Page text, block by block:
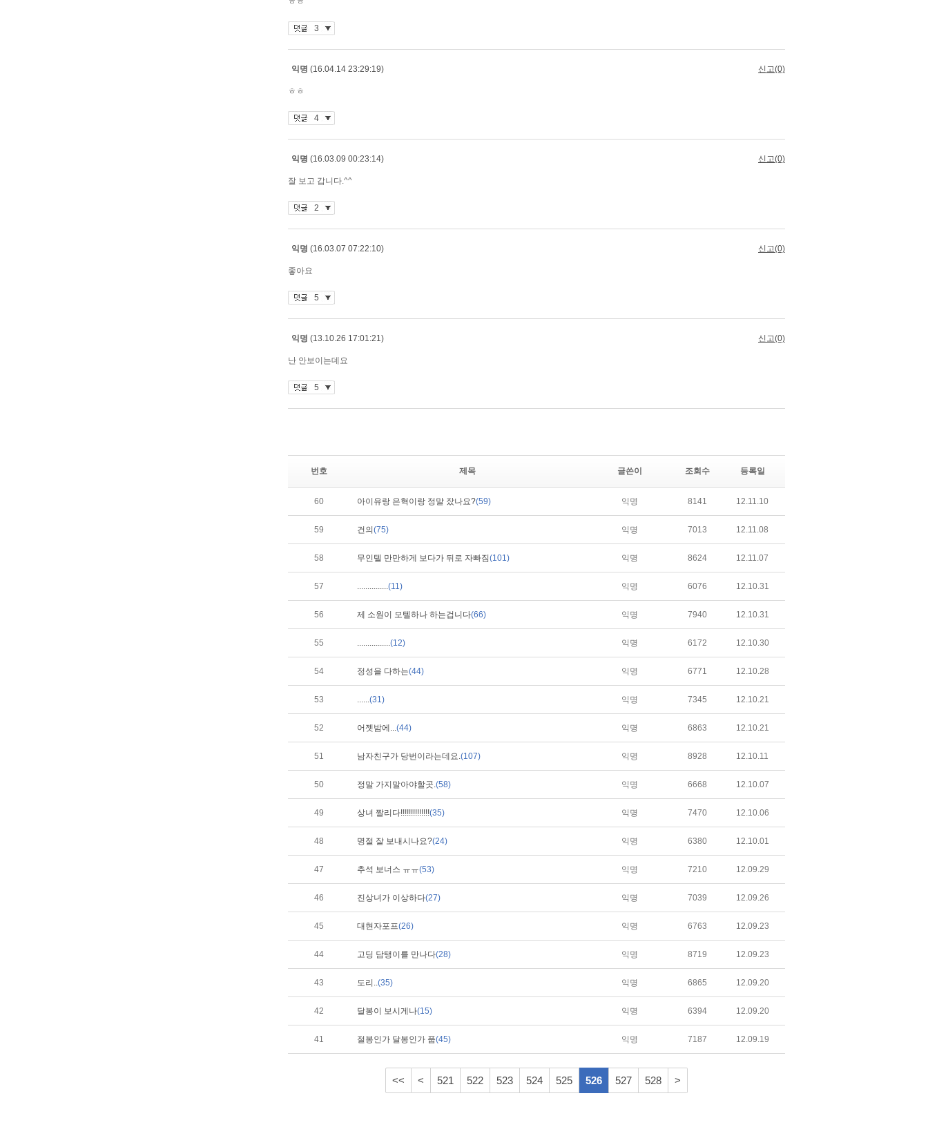
번호 제목 글쓴이 조회수 등록일
60 아이유랑 은혁이랑 정말 잤나요?(59) 익명 8141 12.11.10
59 건의 (75) 익명 7013 12.11.08
58 무인텔 만만하게 보다가 뒤로 자빠짐(101) 익명 8624 12.11.07
57 ...............(11) 익명 6076 12.10.31
56 제 소원이 모텔하나 하는겁니다(66) 익명 7940 12.10.31
55 ................(12) 익명 6172 12.10.30
54 정성을 다하는(44) 익명 6771 12.10.28
53 ......(31) 익명 7345 12.10.21
52 어젯밤에...(44) 익명 6863 12.10.21
51 남자친구가 당번이라는데요.(107) 익명 8928 12.10.11
50 정말 가지말아야할곳.(58) 익명 6668 12.10.07
49 상녀 짤리다!!!!!!!!!!!!!!(35) 익명 7470 12.10.06
48 명절 잘 보내시나요?(24) 익명 6380 12.10.01
47 추석 보너스 ㅠㅠ(53) 익명 7210 12.09.29
46 진상녀가 이상하다(27) 익명 7039 12.09.26
45 대현자포프(26) 익명 6763 12.09.23
44 고딩 담탱이를 만나다(28) 익명 8719 12.09.23
43 도리..(35) 익명 6865 12.09.20
42 달봉이 보시게나(15) 익명 6394 12.09.20
41 절봉인가 달봉인가 풉(45) 익명 7187 12.09.19
<< < 521 522 523 524 525 526 527 528 >